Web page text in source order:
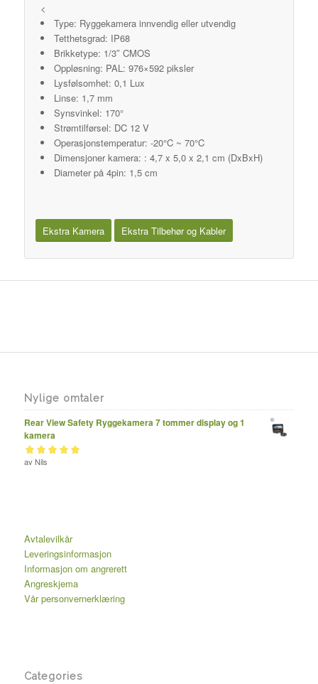
<
Type: Ryggekamera innvendig eller utvendig
Tetthetsgrad: IP68
Brikketype: 1/3″ CMOS
Oppløsning: PAL: 976×592 piksler
Lysfølsomhet: 0,1 Lux
Linse: 1,7 mm
Synsvinkel: 170°
Strømtilførsel: DC 12 V
Operasjonstemperatur: -20°C ~ 70°C
Dimensjoner kamera: : 4,7 x 5,0 x 2,1 cm (DxBxH)
Diameter på 4pin: 1,5 cm
Ekstra Kamera Ekstra Tilbehør og Kabler
Nylige omtaler
Rear View Safety Ryggekamera 7 tommer display og 1
kamera
Vurdert
av Nils
Avtalevilkår
Leveringsinformasjon
Informasjon om angrerett
Angreskjema
Vår personvernerklæring
Categories